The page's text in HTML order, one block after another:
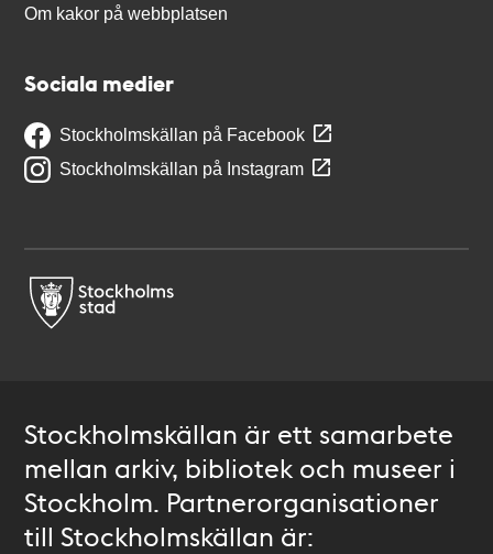
Om kakor på webbplatsen
Sociala medier
Stockholmskällan på Facebook
Stockholmskällan på Instagram
Stockholmskällan är ett samarbete
mellan arkiv, bibliotek och museer i
Stockholm. Partnerorganisationer
till Stockholmskällan är: